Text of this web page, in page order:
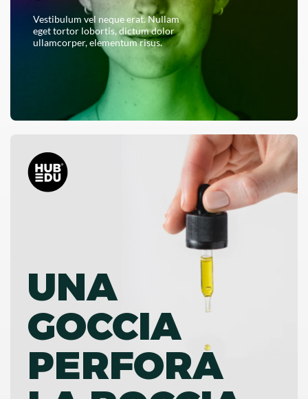
Vestibulum vel neque erat. Nullam
eget tortor lobortis, dictum dolor
ullamcorper, elementum risus.
LEGGI TUTTO
UNA
GOCCIA
PERFORA